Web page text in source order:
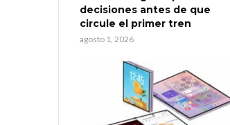
decisiones antes de que
circule el primer tren
agosto 1, 2026